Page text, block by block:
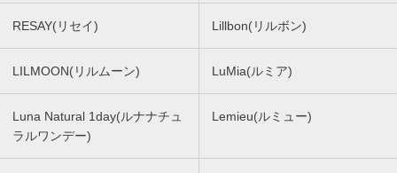
RESAY(リセイ) Lillbon(リルボン)
LILMOON(リルムーン) LuMia(ルミア)
Luna Natural 1day(ルナナチュ
ラルワンデー)
Lemieu(ルミュー)